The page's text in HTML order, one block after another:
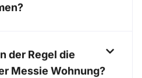
der Regel die
Messie Wohnung?